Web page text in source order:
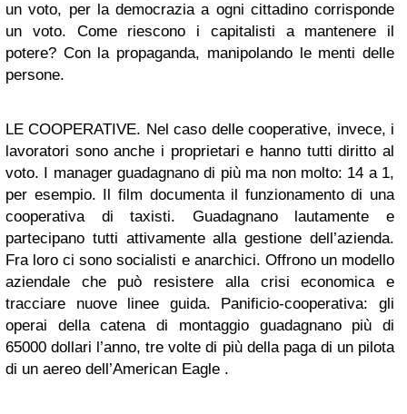
un voto, per la democrazia a ogni cittadino corrisponde
un voto. Come riescono i capitalisti a mantenere il
potere? Con la propaganda, manipolando le menti delle
persone.
LE COOPERATIVE. Nel caso delle cooperative, invece, i
lavoratori sono anche i proprietari e hanno tutti diritto al
voto. I manager guadagnano di più ma non molto: 14 a 1,
per esempio. Il film documenta il funzionamento di una
cooperativa di taxisti. Guadagnano lautamente e
partecipano tutti attivamente alla gestione dell’azienda.
Fra loro ci sono socialisti e anarchici. Offrono un modello
aziendale che può resistere alla crisi economica e
tracciare nuove linee guida. Panificio-cooperativa: gli
operai della catena di montaggio guadagnano più di
65000 dollari l’anno, tre volte di più della paga di un pilota
di un aereo dell’American Eagle .